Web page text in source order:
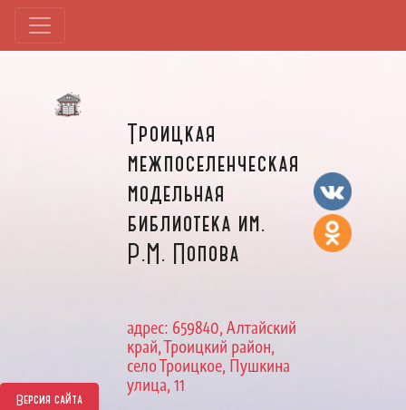
Версия сайта
Троицкая
межпоселенческая
модельная
библиотека им.
Р.М. Попова
адрес: 659840, Алтайский
край, Троицкий район,
село Троицкое, Пушкина
улица, 11